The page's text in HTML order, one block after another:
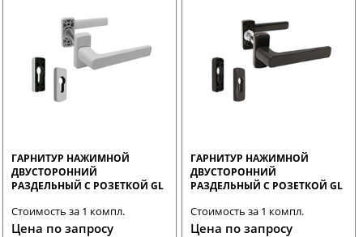
ГАРНИТУР НАЖИМНОЙ
ДВУСТОРОННИЙ
РАЗДЕЛЬНЫЙ С РОЗЕТКОЙ GL
Стоимость за 1 компл.
Цена по запросу
ГАРНИТУР НАЖИМНОЙ
ДВУСТОРОННИЙ
РАЗДЕЛЬНЫЙ С РОЗЕТКОЙ GL
STROXX
Стоимость за 1 компл.
Цена по запросу